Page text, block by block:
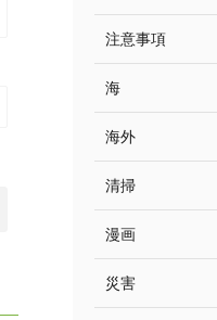
注意事項
海
海外
清掃
漫画
災害